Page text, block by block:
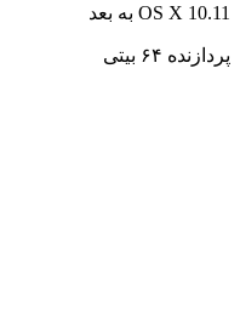
OS X 10.11 به بعد
پردازنده ۶۴ بیتی